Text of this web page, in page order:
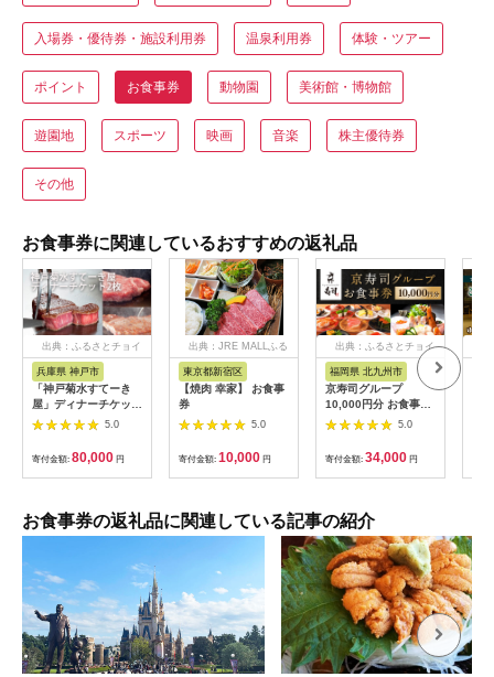
入場券・優待券・施設利用券 温泉利用券 体験・ツアー
ポイント お食事券 動物園 美術館・博物館
遊園地 スポーツ 映画 音楽 株主優待券
その他
お食事券に関連しているおすすめの返礼品
出典：ふるさとチョイ
兵庫県 神戸市
「神戸菊水すてーき
屋」ディナーチケット
（2枚）
5.0
寄付金額: 80,000 円
出典：JRE MALLふる
東京都新宿区
【焼肉 幸家】 お食事
券
5.0
寄付金額: 10,000 円
出典：ふるさとチョイ
福岡県 北九州市
京寿司グループ
10,000円分 お食事券
1000円×10枚 食事チ
福岡県 北九州市
5.0
寄付金額: 34,000 円
お食事券の返礼品に関連している記事の紹介